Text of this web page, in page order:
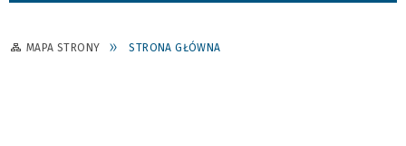
MAPA STRONY STRONA GŁÓWNA